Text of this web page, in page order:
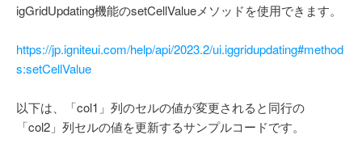
igGridUpdating機能のsetCellValueメソッドを使用できます。
https://jp.igniteui.com/help/api/2023.2/ui.iggridupdating#method
s:setCellValue
以下は、「col1」列のセルの値が変更されると同行の
「col2」列セルの値を更新するサンプルコードです。